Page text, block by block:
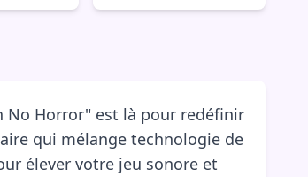
No Horror" est là pour redéfinir
qui mélange technologie de
élever votre jeu sonore et